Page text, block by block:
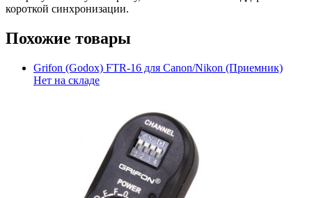
короткой синхронизации.
Похожие товары
Grifon (Godox) FTR-16 для Canon/Nikon (Приемник)
Нет на складе